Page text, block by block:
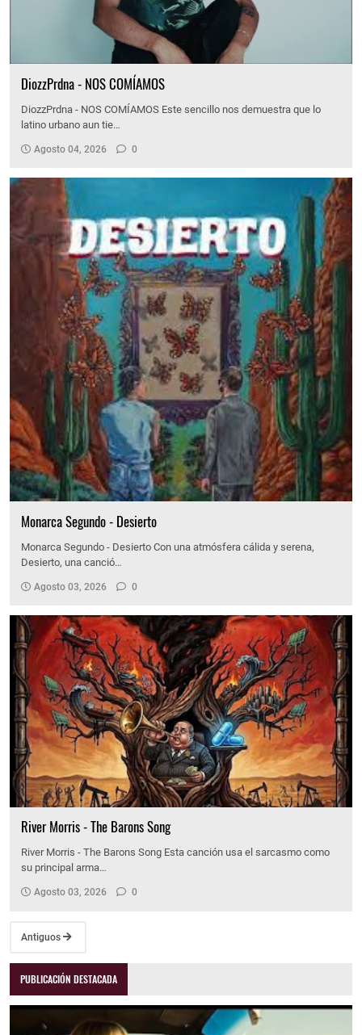
DiozzPrdna - NOS COMÍAMOS
DiozzPrdna - NOS COMÍAMOS Este sencillo nos demuestra que lo
latino urbano aun tie…
Agosto 04, 2026 0
Monarca Segundo - Desierto
Monarca Segundo - Desierto Con una atmósfera cálida y serena,
Desierto, una canció…
Agosto 03, 2026 0
River Morris - The Barons Song
River Morris - The Barons Song Esta canción usa el sarcasmo como
su principal arma…
Agosto 03, 2026 0
Antiguos
PUBLICACIÓN DESTACADA